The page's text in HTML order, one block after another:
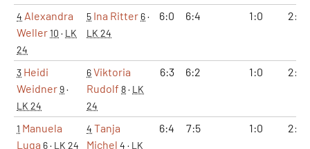
4 Alexandra
Weller10 · LK
24
5 Ina Ritter 6·
LK 24
6:0 6:4 1:0 2:0
3 Heidi
Weidner9·
LK 24
6Viktoria
Rudolf 8· LK
24
6:3 6:2 1:0 2:0
1 Manuela
Luga 6· LK 24
4 Tanja
Michel 4 · LK
6:4 7:5 1:0 2:0